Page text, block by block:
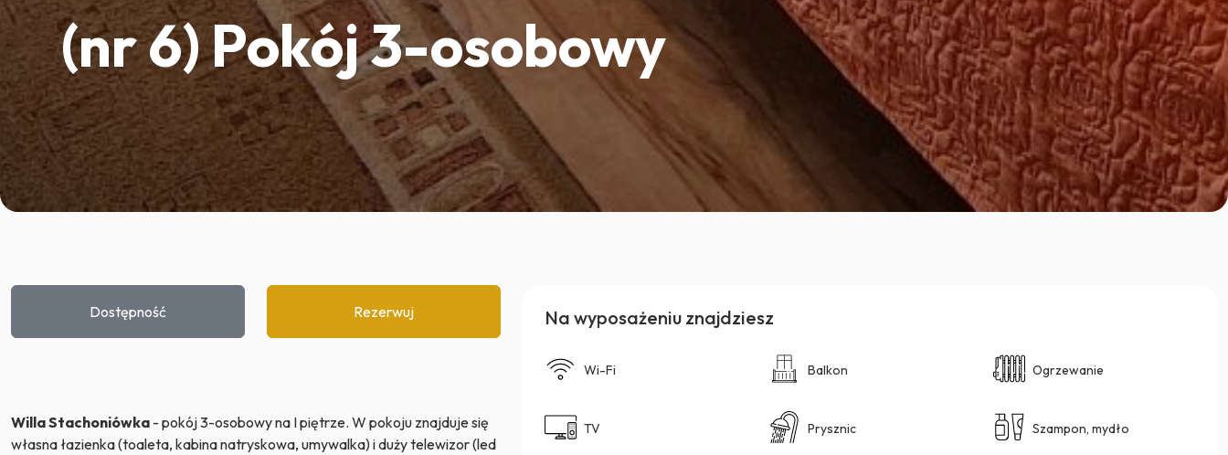
(nr 6) Pokój 3-osobowy
Dostępność Rezerwuj
Willa Stachoniówka - pokój 3-osobowy na I piętrze. W pokoju znajduje się
własna łazienka (toaleta, kabina natryskowa, umywalka) i duży telewizor (led
Na wyposażeniu znajdziesz
Wi-Fi Balkon Ogrzewanie
TV Prysznic Szampon, mydło